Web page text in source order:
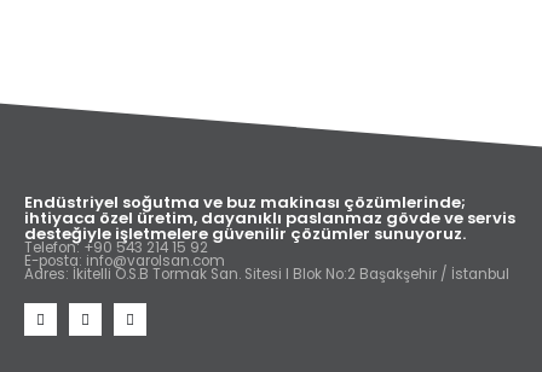
Endüstriyel soğutma ve buz makinası çözümlerinde;
ihtiyaca özel üretim, dayanıklı paslanmaz gövde ve servis
desteğiyle işletmelere güvenilir çözümler sunuyoruz.
Telefon: +90 543 214 15 92
E-posta: info@varolsan.com
Adres: İkitelli O.S.B Tormak San. Sitesi I Blok No:2 Başakşehir / İstanbul